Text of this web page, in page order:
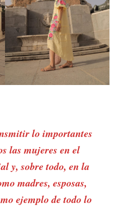
lo importantes
las mujeres en el
y, sobre todo, en la
madres, esposas,
ejemplo de todo lo